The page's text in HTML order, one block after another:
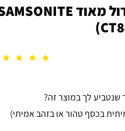
ארנק גדול מאוד SAMSONITE
בכסף טהור או בזהב אמיתי)